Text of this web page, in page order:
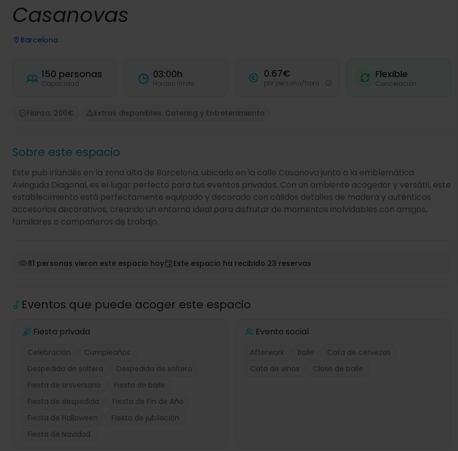
Casanovas
Barcelona
150 personas
Capacidad
03:00h
Horario límite
0.67€
por persona/hora
Flexible
Cancelación
Fianza: 200€ Extras disponibles: Catering y Entretenimiento
Sobre este espacio
Este pub irlandés en la zona alta de Barcelona, ubicado en la calle Casanova junto a la emblemática
Avinguda Diagonal, es el lugar perfecto para tus eventos privados. Con un ambiente acogedor y versátil, este
establecimiento está perfectamente equipado y decorado con cálidos detalles de madera y auténticos
accesorios decorativos, creando un entorno ideal para disfrutar de momentos inolvidables con amigos,
familiares o compañeros de trabajo.
81 personas vieron este espacio hoy Este espacio ha recibido 23 reservas
Eventos que puede acoger este espacio
Fiesta privada
Celebración
Cumpleaños
Despedida de soltera
Despedida de soltero
Fiesta de aniversario
Fiesta de baile
Fiesta de despedida
Fiesta de Fin de Año
Fiesta de Halloween
Fiesta de jubilación
Fiesta de Navidad
Evento social
Afterwork Baile
Cata de cervezas
Cata de vinos
Clase de baile